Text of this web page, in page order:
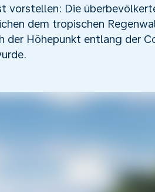
vorstellen: Die
dem tropischen
Höhepunkt entlang der